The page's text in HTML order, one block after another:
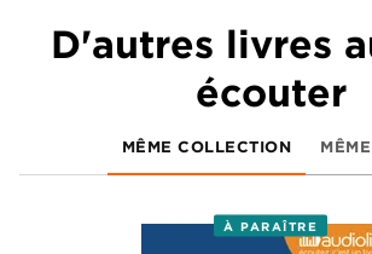
D'autres livres
écouter
MÊME COLLECTION
À PARAÎTRE